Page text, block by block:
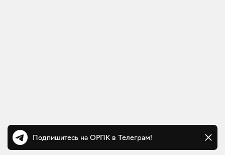
Подпишитесь на ОРПК в Телеграм!